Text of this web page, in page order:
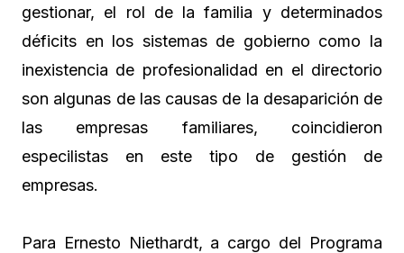
gestionar, el rol de la familia y determinados
déficits en los sistemas de gobierno como la
inexistencia de profesionalidad en el directorio
son algunas de las causas de la desaparición de
las empresas familiares, coincidieron
especilistas en este tipo de gestión de
empresas.
Para Ernesto Niethardt, a cargo del Programa